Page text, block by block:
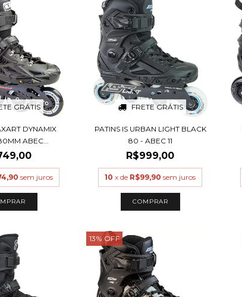
GRÁTIS
DYNAMIX
ABEC...
sem juros
FRETE GRÁTIS
PATINS IS URBAN LIGHT BLACK
80 - ABEC 11
R$999,00
10 x de R$99,90 sem juros
COMPRAR
13% OFF